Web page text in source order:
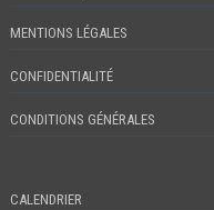
MENTIONS LÉGALES
CONFIDENTIALITÉ
CONDITIONS GÉNÉRALES
CALENDRIER